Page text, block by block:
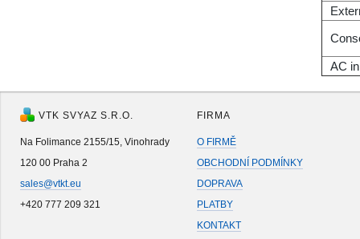
AC
VTK SVYAZ S.R.O.
Na Folimance 2155/15, Vinohrady
120 00 Praha 2
sales@vtkt.eu
+420 777 209 321
FIRMA
O FIRMĚ
OBCHODNÍ PODMÍNKY
DOPRAVA
PLATBY
KONTAKT